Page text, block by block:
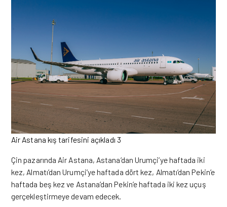
Air Astana kış tarifesini açıkladı 3
Çin pazarında Air Astana, Astana’dan Urumçi’ye haftada iki
kez, Almatı’dan Urumçi’ye haftada dört kez, Almatı’dan Pekin’e
haftada beş kez ve Astana’dan Pekin’e haftada iki kez uçuş
gerçekleştirmeye devam edecek.